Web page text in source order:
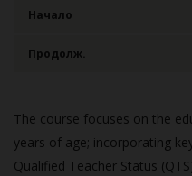
Начало
Продолж.
The course focuses on the
years of age; incorporating
Qualified Teacher Status